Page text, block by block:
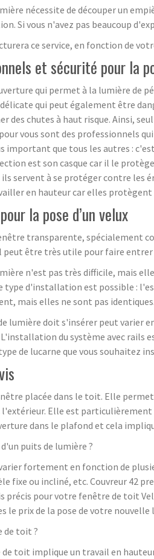
nécessite de découper un
Si vous n'avez pas beaucoup
ce service, en fonction de
et sécurité pour la
qui permet à la lumière de
qui peut également être
des chutes à haut risque. Ainsi,
vous sont des professionnels
important que tous les autres :
est son casque car il le
servent à se protéger contre les
en hauteur car elles protègent
la pose d’un velux
transparente, spécialement
être très utile pour faire entrer
n'est pas très difficile, mais elle
type d'installation est possible :
mais elles ne sont pas identiques.
lumière doit s'insérer peut varier
du système avec rails
de lucarne que vous souhaitez
placée dans le toit. Elle
Elle est particulièrement
dans le plafond et cela
puits de lumière ?
fortement en fonction de
fixe ou incliné, etc. Couvreur 42
précis pour votre fenêtre de toit
le prix de la pose de votre nouvelle
de toit ?
de toit implique un travail en